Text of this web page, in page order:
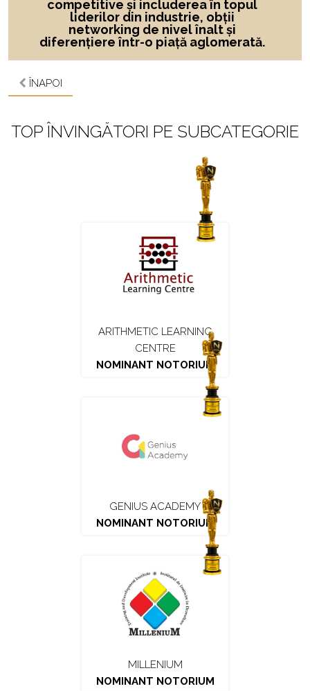
competitive și includerea în topul
liderilor din industrie, obții
networking de nivel înalt și
diferențiere într-o piață aglomerată.
ÎNAPOI
TOP ÎNVINGĂTORI PE SUBCATEGORIE
ARITHMETIC LEARNING
CENTRE
NOMINANT NOTORIUM
GENIUS ACADEMY
NOMINANT NOTORIUM
MILLENIUM
NOMINANT NOTORIUM